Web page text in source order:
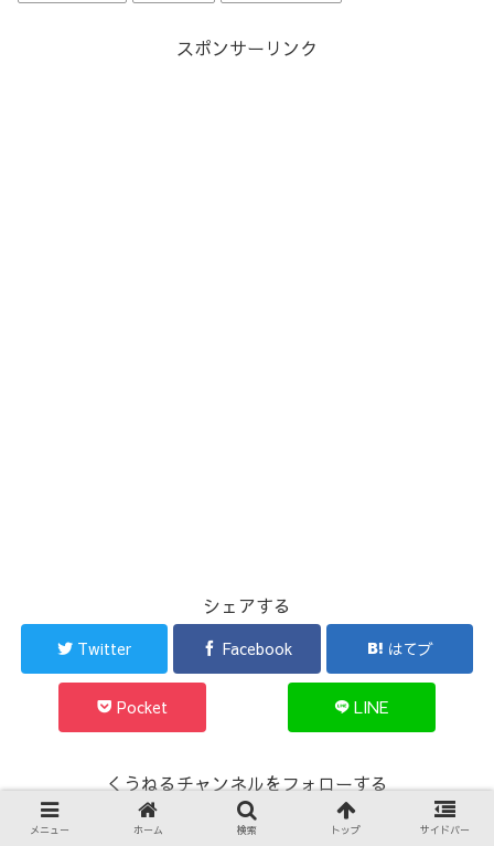
スポンサーリンク
シェアする
Twitter Facebook はてブ
Pocket LINE
くうねるチャンネルをフォローする
メニュー ホーム 検索 トップ サイドバー